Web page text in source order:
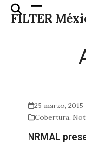
Skip
FILTER
Open
mobile
Close
mobile
25 marzo, 2015
Cobertura,
NRMAL